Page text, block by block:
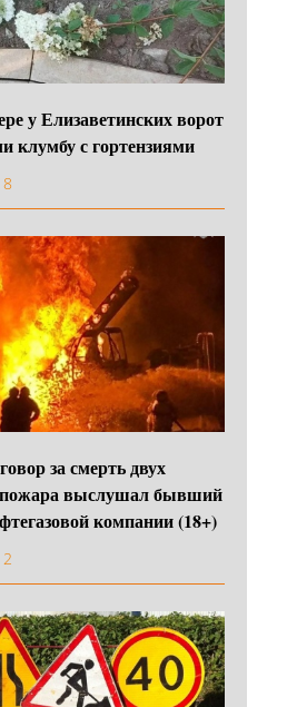
у Елизаветинских ворот
клумбу с гортензиями
8
за смерть двух
пожара выслушал бывший
компании (18+)
2